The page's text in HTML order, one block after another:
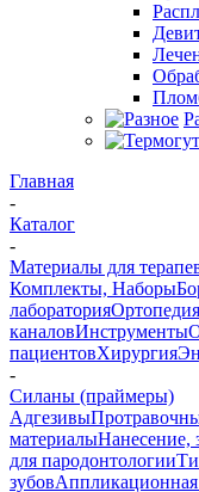
Главная
-
Каталог
-
Материалы для
Комплекты, Наборы
лабораторияОртопедия
каналовИнструменты
пациентовХирургия
-
Силаны (праймеры)
Адгезивы
материалыНанесение,
для пародонтологии
зубовАппликационная